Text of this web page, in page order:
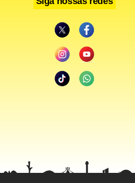
contra. Para ser aprovado no
o aspirante, cuja promoção é